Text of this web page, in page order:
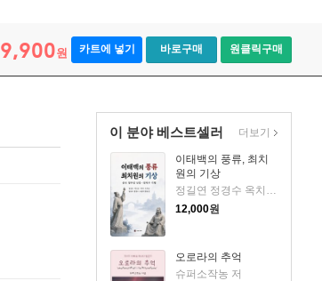
9,900원 카트에 넣기 바로구매 원클릭구매
이 분야 베스트셀러
이태백의 풍류, 최치
원의 기상
정길연 정경수 옥치남 황규선 박도균 조봉익 임승여 박하 저
12,000원
오로라의 추억
슈퍼소작농 저
더보기